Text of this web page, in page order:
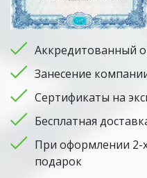
Аккредитованный
Занесение
Сертификаты на
Бесплатная
При оформлении 2-
подарок